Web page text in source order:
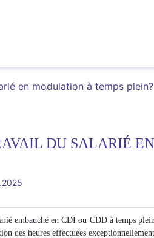
en modulation à temps plein?
DU SALARIÉ
embauché en CDI ou CDD à temps
des heures effectuées